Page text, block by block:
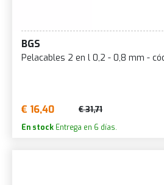
BGS
Pelacables 2 en l 0,2 - 0,8 mm -
€ 16,40 € 31,71
En stock Entrega en 6 días.